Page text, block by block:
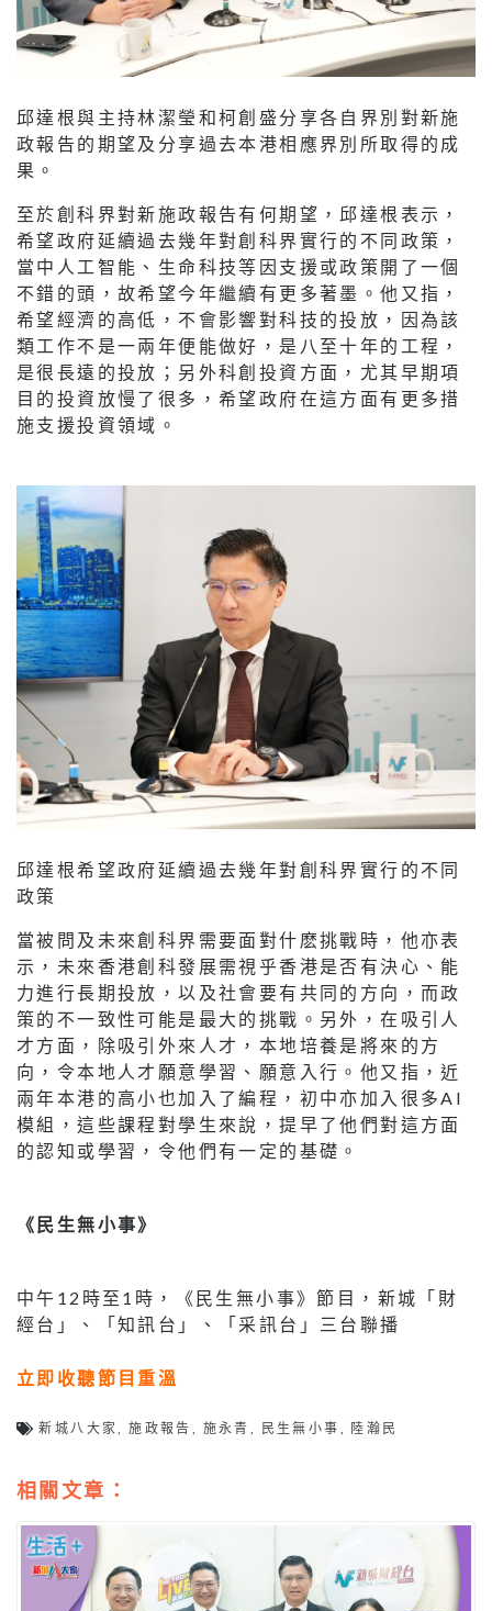
邱達根與主持林潔瑩和柯創盛分享各自界別對新施
政報告的期望及分享過去本港相應界別所取得的成
果。
至於創科界對新施政報告有何期望，邱達根表示，
希望政府延續過去幾年對創科界實行的不同政策，
當中人工智能、生命科技等因支援或政策開了一個
不錯的頭，故希望今年繼續有更多著墨。他又指，
希望經濟的高低，不會影響對科技的投放，因為該
類工作不是一兩年便能做好，是八至十年的工程，
是很長遠的投放；另外科創投資方面，尤其早期項
目的投資放慢了很多，希望政府在這方面有更多措
施支援投資領域。
邱達根希望政府延續過去幾年對創科界實行的不同
政策
當被問及未來創科界需要面對什麽挑戰時，他亦表
示，未來香港創科發展需視乎香港是否有決心、能
力進行長期投放，以及社會要有共同的方向，而政
策的不一致性可能是最大的挑戰。另外，在吸引人
才方面，除吸引外來人才，本地培養是將來的方
向，令本地人才願意學習、願意入行。他又指，近
兩年本港的高小也加入了編程，初中亦加入很多AI
模組，這些課程對學生來說，提早了他們對這方面
的認知或學習，令他們有一定的基礎。
《民生無小事》
中午12時至1時，《民生無小事》節目，新城「財
經台」、「知訊台」、「采訊台」三台聯播
立即收聽節目重溫
新城八大家 ,施政報告 施永青 民生無小事 陸瀚民
相關文章：